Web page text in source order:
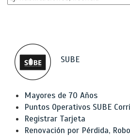
SUBE
Mayores de 70 Años
Puntos Operativos SUBE
Registrar Tarjeta
Renovación por Pérdida,